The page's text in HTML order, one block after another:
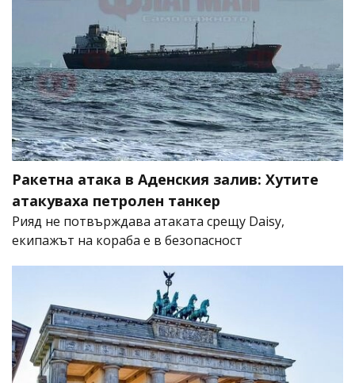
Ракетна атака в Аденския залив: Хутите
атакуваха петролен танкер
Рияд не потвърждава атаката срещу Daisy,
екипажът на кораба е в безопасност